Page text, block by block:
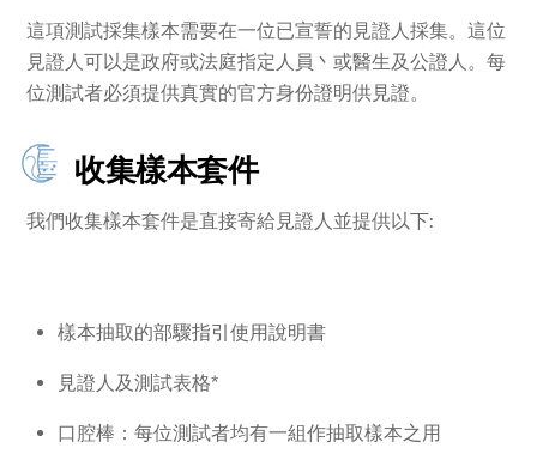
這項測試採集樣本需要在一位已宣誓的見證人採集。這位
見證人可以是政府或法庭指定人員丶或醫生及公證人。每
位測試者必須提供真實的官方身份證明供見證。
收集樣本套件
我們收集樣本套件是直接寄給見證人並提供以下:
樣本抽取的部驟指引使用說明書
見證人及測試表格*
口腔棒：每位測試者均有一組作抽取樣本之用